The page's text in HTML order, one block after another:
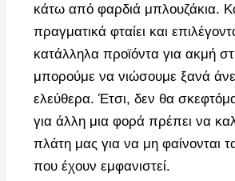
κάτω από φαρδιά μπλουζάκια.
πραγματικά φταίει και
κατάλληλα προϊόντα για ακμή
μπορούμε να νιώσουμε ξανά
ελεύθερα. Έτσι, δεν θα
για άλλη μια φορά πρέπει να
πλάτη μας για να μη φαίνονται
που έχουν εμφανιστεί.